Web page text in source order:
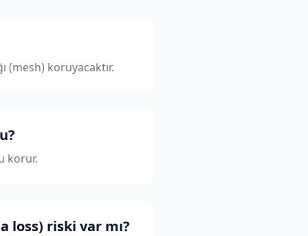
(mesh) koruyacaktır.
korur.
loss) riski var mı?